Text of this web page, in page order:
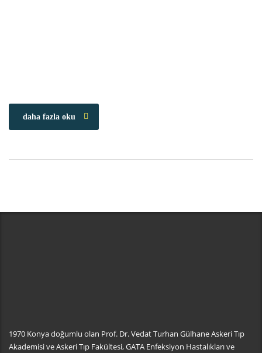
daha fazla oku
1970 Konya doğumlu olan Prof. Dr. Vedat Turhan Gülhane Askeri Tıp
Akademisi ve Askeri Tıp Fakültesi, GATA Enfeksiyon Hastalıkları ve